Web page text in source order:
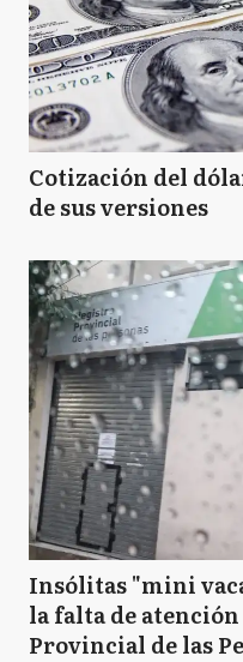
Cotización del
de sus versiones
Insólitas "mini
la falta de
Provincial de las